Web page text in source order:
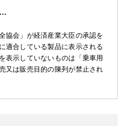
…
協会」が経済産業大臣の承認を
適合している製品に表示される
表示していないものは「乗車用
又は販売目的の陳列が禁止され